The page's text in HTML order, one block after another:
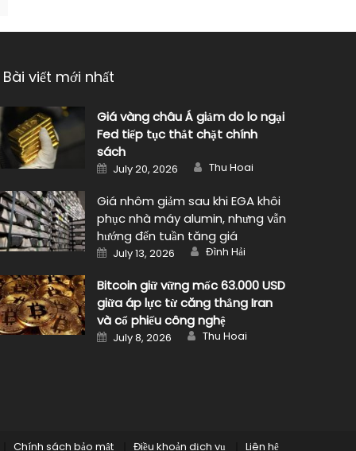
Bài viết mới nhất
Giá vàng châu Á giảm do lo ngại
Fed tiếp tục thắt chặt chính
sách
Posted
on
July 20, 2026 Author
Thu Hoai
Giá nhôm giảm sau khi EGA khôi
phục nhà máy alumin, nhưng vẫn
hướng đến tuần tăng giá
Posted
on
July 13, 2026 Author
Đình Hải
Bitcoin giữ vững mốc 63.000 USD
giữa áp lực từ căng thẳng Iran
và cổ phiếu công nghệ
Posted
on
July 8, 2026 Author
Thu Hoai
Chính sách bảo mật Điều khoản dịch vụ Liên hệ